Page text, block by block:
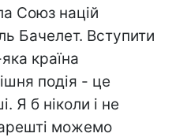
Союз націй
Бачелет. Вступити
країна
подія - це
Я б ніколи і не
можемо